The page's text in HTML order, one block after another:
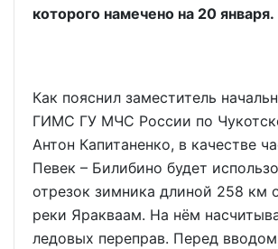
которого намечено на 20 января.
Как пояснил заместитель
ГИМС ГУ МЧС России по
Антон Капитаненко, в качестве
Певек – Билибино будет
отрезок зимника длиной 258 км
реки Яракваам. На нём
ледовых переправ. Перед